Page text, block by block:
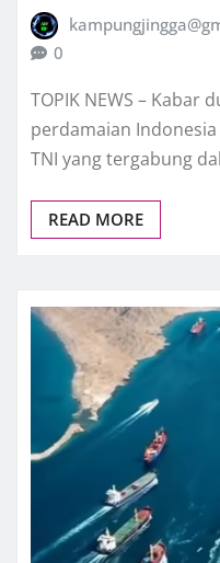
0
TOPIK NEWS – Kabar
perdamaian
TNI yang tergabung
READ MORE